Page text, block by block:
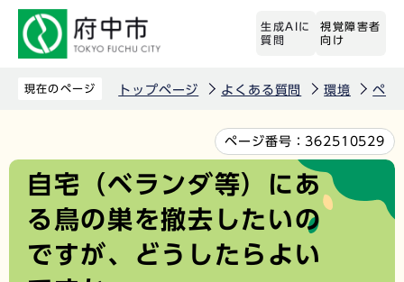
先
生成AIに
質問
視覚障害者
向け
現在のページ トップページ よくある質問 環境 ペッ
文
ページ番号： 362510529
自宅（ベランダ等）にあ
る鳥の巣を撤去したいの
ですが、どうしたらよい